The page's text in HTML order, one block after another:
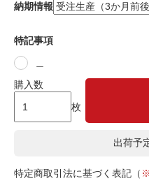
納期情報
特記事項
購入数
枚
出荷予
特定商取引法に基づく表記（